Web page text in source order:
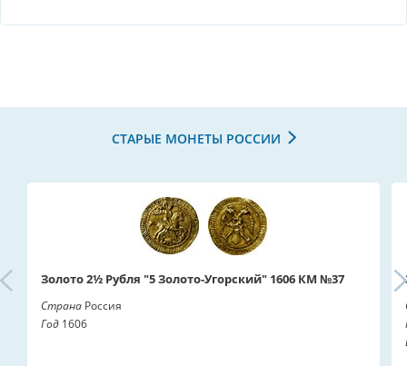
СТАРЫЕ МОНЕТЫ РОССИИ
Золото 2½ Рубля "5 Золото-Угорский" 1606 КМ №37
Страна Россия
Год 1606